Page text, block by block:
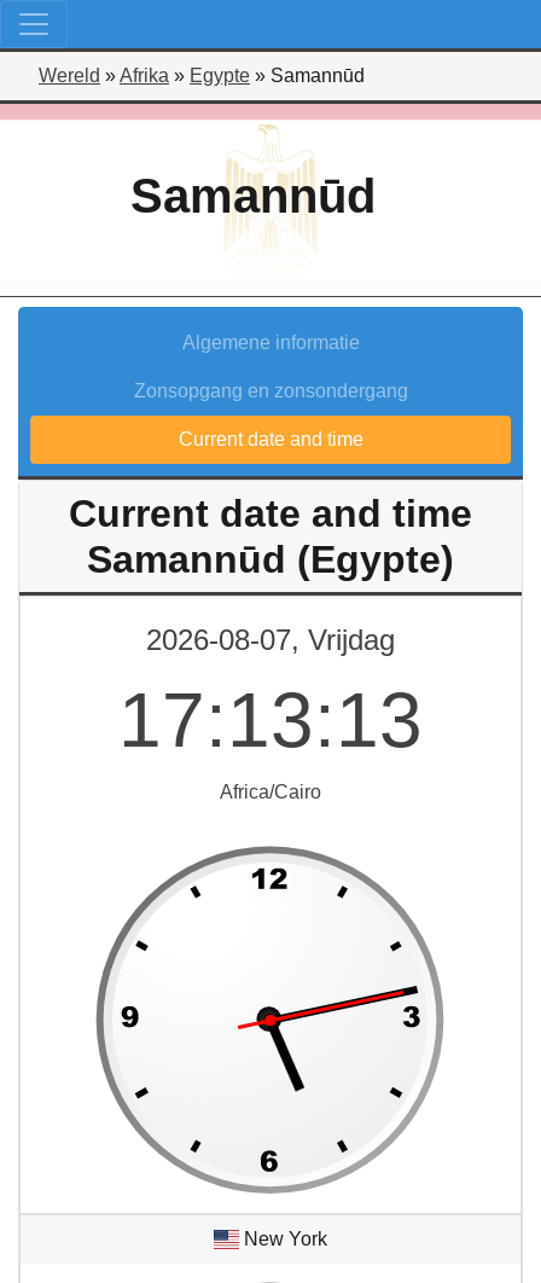
Wereld »Afrika » Egypte » Samannūd
Samannūd
Algemene informatie
Zonsopgang en zonsondergang
Current date and time
Current date and time
Samannūd (Egypte)
2026-08-07, Vrijdag
17:13:13
Africa/Cairo
New York